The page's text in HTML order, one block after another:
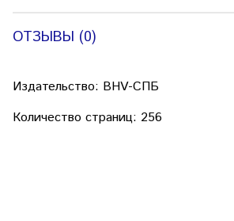
ОТЗЫВЫ (0)
Издательство: BHV-СПБ
Количество страниц: 256